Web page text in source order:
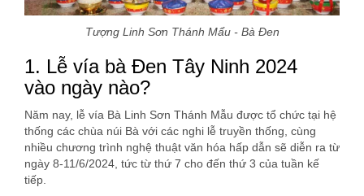
Tượng Linh Sơn Thánh Mẩu - Bà Đen
1. Lễ vía bà Đen Tây Ninh 2024
vào ngày nào?
Năm nay, lễ vía Bà Linh Sơn Thánh Mẫu được tổ chức tại hệ
thống các chùa núi Bà với các nghi lễ truyền thống, cùng
nhiều chương trình nghệ thuật văn hóa hấp dẫn sẽ diễn ra từ
ngày 8-11/6/2024, tức từ thứ 7 cho đến thứ 3 của tuần kế
tiếp.